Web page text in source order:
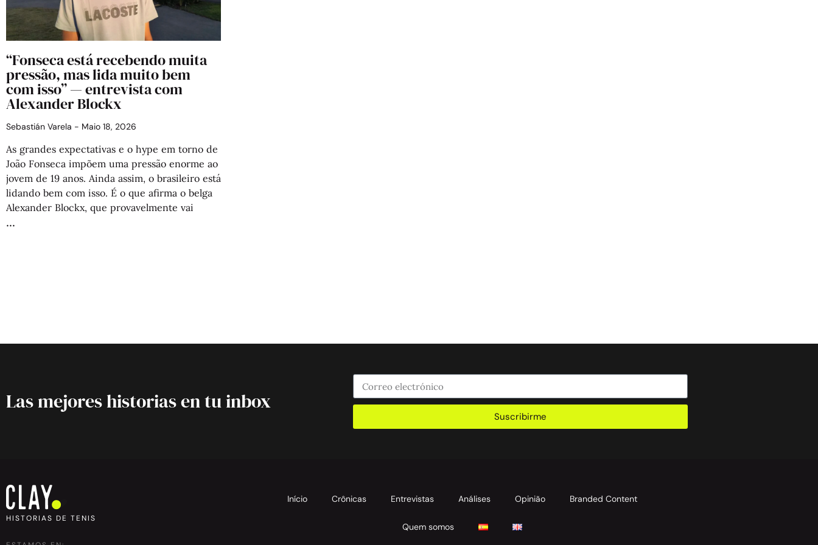
“Fonseca está recebendo muita
pressão, mas lida muito bem
com isso” — entrevista com
Alexander Blockx
Sebastián Varela Maio 18, 2026
As grandes expectativas e o hype em torno de
João Fonseca impõem uma pressão enorme ao
jovem de 19 anos. Ainda assim, o brasileiro está
lidando bem com isso. É o que afirma o belga
Alexander Blockx, que provavelmente vai
Las mejores historias en tu inbox
Suscribirme
HISTORIAS DE TENIS
Início Crônicas Entrevistas Análises Opinião Branded Content
Quem somos